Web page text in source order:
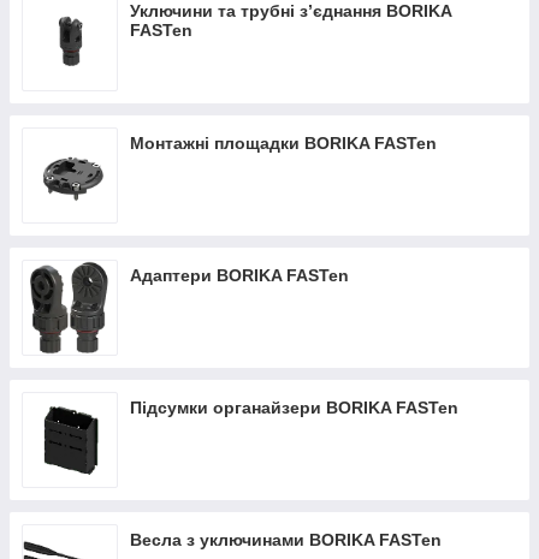
Уключини та трубні з’єднання BORIKA
FASTen
Монтажні площадки BORIKA FASTen
Адаптери BORIKA FASTen
Підсумки органайзери BORIKA FASTen
Весла з уключинами BORIKA FASTen